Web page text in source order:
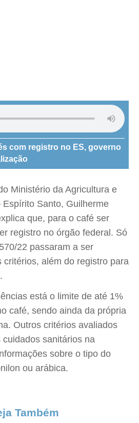
com registro no ES, governo
Ministério da Agricultura e
Santo, Guilherme
que, para o café ser
registro no órgão federal. Só
22 passaram a ser
critérios, além do registro para
está o limite de até 1%
café, sendo ainda da própria
Outros critérios avaliados
sanitários na
sobre o tipo do
ou arábica.
Também